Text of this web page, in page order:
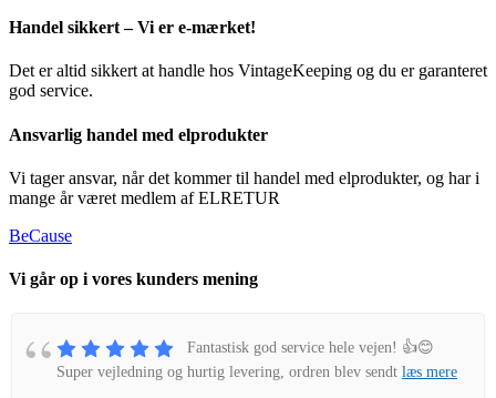
Handel sikkert – Vi er e-mærket!
Det er altid sikkert at handle hos VintageKeeping og du er garanteret
god service.
Ansvarlig handel med elprodukter
Vi tager ansvar, når det kommer til handel med elprodukter, og har i
mange år været medlem af ELRETUR
BeCause
Vi går op i vores kunders mening
Fantastisk god service hele vejen! 👍😊
Super vejledning og hurtig levering, ordren blev sendt læs mere